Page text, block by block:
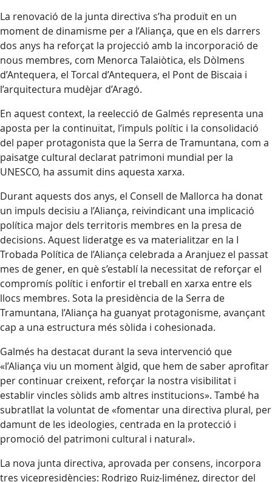
La renovació de la junta directiva s’ha produït en un
moment de dinamisme per a l’Aliança, que en els darrers
dos anys ha reforçat la projecció amb la incorporació de
nous membres, com Menorca Talaiòtica, els Dòlmens
d’Antequera, el Torcal d’Antequera, el Pont de Biscaia i
l’arquitectura mudèjar d’Aragó.
En aquest context, la reelecció de Galmés representa una
aposta per la continuïtat, l’impuls polític i la consolidació
del paper protagonista que la Serra de Tramuntana, com a
paisatge cultural declarat patrimoni mundial per la
UNESCO, ha assumit dins aquesta xarxa.
Durant aquests dos anys, el Consell de Mallorca ha donat
un impuls decisiu a l’Aliança, reivindicant una implicació
política major dels territoris membres en la presa de
decisions. Aquest lideratge es va materialitzar en la I
Trobada Política de l’Aliança celebrada a Aranjuez el passat
mes de gener, en què s’establí la necessitat de reforçar el
compromís polític i enfortir el treball en xarxa entre els
llocs membres. Sota la presidència de la Serra de
Tramuntana, l’Aliança ha guanyat protagonisme, avançant
cap a una estructura més sòlida i cohesionada.
Galmés ha destacat durant la seva intervenció que
«l’Aliança viu un moment àlgid, que hem de saber aprofitar
per continuar creixent, reforçar la nostra visibilitat i
establir vincles sòlids amb altres institucions». També ha
subratllat la voluntat de «fomentar una directiva plural, per
damunt de les ideologies, centrada en la protecció i
promoció del patrimoni cultural i natural».
La nova junta directiva, aprovada per consens, incorpora
tres vicepresidències: Rodrigo Ruiz-Jiménez, director del